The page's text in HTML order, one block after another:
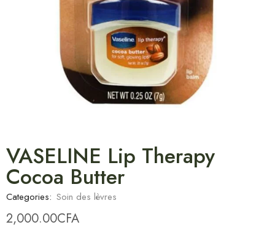
VASELINE Lip Therapy
Cocoa Butter
Categories: Soin des lèvres
2,000.00CFA